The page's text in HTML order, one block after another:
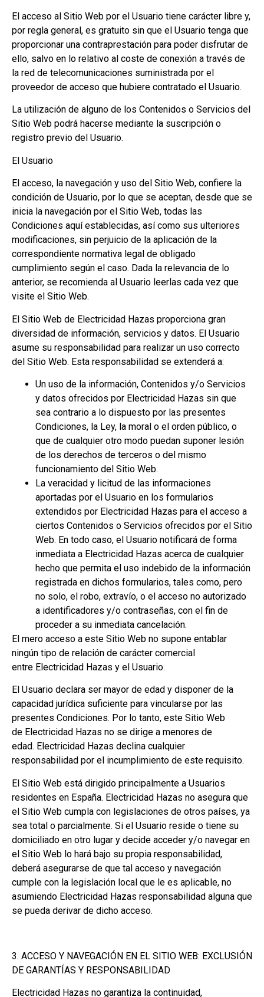
El acceso al Sitio Web por el Usuario tiene carácter libre y,
por regla general, es gratuito sin que el Usuario tenga que
proporcionar una contraprestación para poder disfrutar de
ello, salvo en lo relativo al coste de conexión a través de
la red de telecomunicaciones suministrada por el
proveedor de acceso que hubiere contratado el Usuario.
La utilización de alguno de los Contenidos o Servicios del
Sitio Web podrá hacerse mediante la suscripción o
registro previo del Usuario.
El Usuario
El acceso, la navegación y uso del Sitio Web, confiere la
condición de Usuario, por lo que se aceptan, desde que se
inicia la navegación por el Sitio Web, todas las
Condiciones aquí establecidas, así como sus ulteriores
modificaciones, sin perjuicio de la aplicación de la
correspondiente normativa legal de obligado
cumplimiento según el caso. Dada la relevancia de lo
anterior, se recomienda al Usuario leerlas cada vez que
visite el Sitio Web.
El Sitio Web de Electricidad Hazas proporciona gran
diversidad de información, servicios y datos. El Usuario
asume su responsabilidad para realizar un uso correcto
del Sitio Web. Esta responsabilidad se extenderá a:
Un uso de la información, Contenidos y/o Servicios
y datos ofrecidos por Electricidad Hazas sin que
sea contrario a lo dispuesto por las presentes
Condiciones, la Ley, la moral o el orden público, o
que de cualquier otro modo puedan suponer lesión
de los derechos de terceros o del mismo
funcionamiento del Sitio Web.
La veracidad y licitud de las informaciones
aportadas por el Usuario en los formularios
extendidos por Electricidad Hazas para el acceso a
ciertos Contenidos o Servicios ofrecidos por el Sitio
Web. En todo caso, el Usuario notificará de forma
inmediata a Electricidad Hazas acerca de cualquier
hecho que permita el uso indebido de la información
registrada en dichos formularios, tales como, pero
no solo, el robo, extravío, o el acceso no autorizado
a identificadores y/o contraseñas, con el fin de
proceder a su inmediata cancelación.
El mero acceso a este Sitio Web no supone entablar
ningún tipo de relación de carácter comercial
entre Electricidad Hazas y el Usuario.
El Usuario declara ser mayor de edad y disponer de la
capacidad jurídica suficiente para vincularse por las
presentes Condiciones. Por lo tanto, este Sitio Web
de Electricidad Hazas no se dirige a menores de
edad. Electricidad Hazas declina cualquier
responsabilidad por el incumplimiento de este requisito.
El Sitio Web está dirigido principalmente a Usuarios
residentes en España. Electricidad Hazas no asegura que
el Sitio Web cumpla con legislaciones de otros países, ya
sea total o parcialmente. Si el Usuario reside o tiene su
domiciliado en otro lugar y decide acceder y/o navegar en
el Sitio Web lo hará bajo su propia responsabilidad,
deberá asegurarse de que tal acceso y navegación
cumple con la legislación local que le es aplicable, no
asumiendo Electricidad Hazas responsabilidad alguna que
se pueda derivar de dicho acceso.
3. ACCESO Y NAVEGACIÓN EN EL SITIO WEB: EXCLUSIÓN
DE GARANTÍAS Y RESPONSABILIDAD
Electricidad Hazas no garantiza la continuidad,